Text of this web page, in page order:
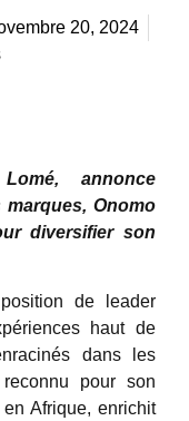
20, 2024
annonce
Onomo
diversifier son
de leader
haut de
dans les
pour son
Afrique, enrichit